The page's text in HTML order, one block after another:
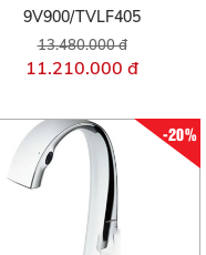
9V900/TVLF405
13.480.000 đ
11.210.000 đ
-20%